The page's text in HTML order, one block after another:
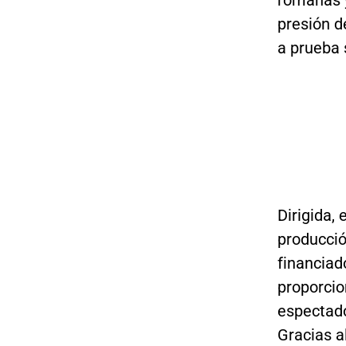
presión
a prueba
Dirigida,
Gracias